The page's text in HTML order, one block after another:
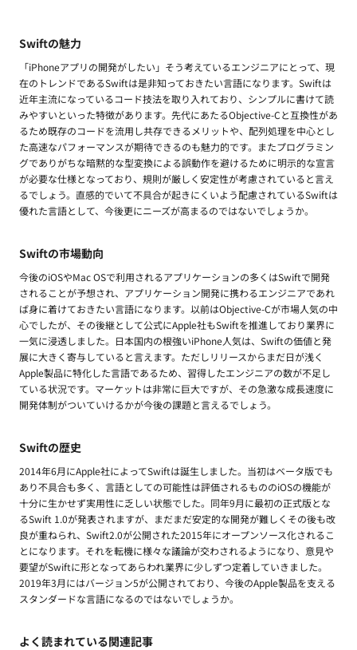
Swiftの魅力
「iPhoneアプリの開発がしたい」そう考えているエンジニアにとって、現
在のトレンドであるSwiftは是非知っておきたい言語になります。Swiftは
近年主流になっているコード技法を取り入れており、シンプルに書けて読
みやすいといった特徴があります。先代にあたるObjective-Cと互換性があ
るため既存のコードを流用し共存できるメリットや、配列処理を中心とし
た高速なパフォーマンスが期待できるのも魅力的です。またプログラミン
グでありがちな暗黙的な型変換による誤動作を避けるために明示的な宣言
が必要な仕様となっており、規則が厳しく安定性が考慮されていると言え
るでしょう。直感的でいて不具合が起きにくいよう配慮されているSwiftは
優れた言語として、今後更にニーズが高まるのではないでしょうか。
Swiftの市場動向
今後のiOSやMac OSで利用されるアプリケーションの多くはSwiftで開発
されることが予想され、アプリケーション開発に携わるエンジニアであれ
ば身に着けておきたい言語になります。以前はObjective-Cが市場人気の中
心でしたが、その後継として公式にApple社もSwiftを推進しており業界に
一気に浸透しました。日本国内の根強いiPhone人気は、Swiftの価値と発
展に大きく寄与していると言えます。ただしリリースからまだ日が浅く
Apple製品に特化した言語であるため、習得したエンジニアの数が不足し
ている状況です。マーケットは非常に巨大ですが、その急激な成長速度に
開発体制がついていけるかが今後の課題と言えるでしょう。
Swiftの歴史
2014年6月にApple社によってSwiftは誕生しました。当初はベータ版でも
あり不具合も多く、言語としての可能性は評価されるもののiOSの機能が
十分に生かせず実用性に乏しい状態でした。同年9月に最初の正式版とな
るSwift 1.0が発表されますが、まだまだ安定的な開発が難しくその後も改
良が重ねられ、Swift2.0が公開された2015年にオープンソース化されるこ
とになります。それを転機に様々な議論が交わされるようになり、意見や
要望がSwiftに形となってあらわれ業界に少しずつ定着していきました。
2019年3月にはバージョン5が公開されており、今後のApple製品を支える
スタンダードな言語になるのではないでしょうか。
よく読まれている関連記事